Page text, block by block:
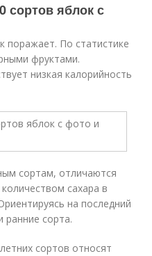
сортов яблок с
поражает. По статистике
фруктами.
низкая калорийность
сортам, отличаются
сахара в
на последний
ранние сорта.
сортов относят